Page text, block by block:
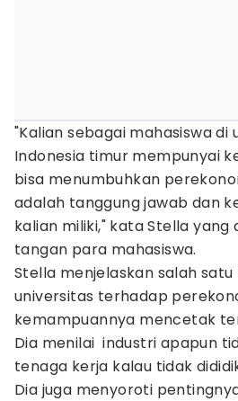
"Kalian sebagai mahasiswa
Indonesia timur mempunyai
bisa menumbuhkan
adalah tanggung jawab dan
kalian miliki," kata Stella
tangan para mahasiswa.
Stella menjelaskan salah
universitas terhadap
kemampuannya mencetak
Dia menilai industri apapun
tenaga kerja kalau tidak
Dia juga menyoroti